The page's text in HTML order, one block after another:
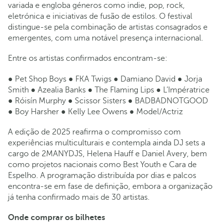
variada e engloba géneros como indie, pop, rock,
eletrónica e iniciativas de fusão de estilos. O festival
distingue-se pela combinação de artistas consagrados e
emergentes, com uma notável presença internacional.
Entre os artistas confirmados encontram-se:
● Pet Shop Boys ● FKA Twigs ● Damiano David ● Jorja
Smith ● Azealia Banks ● The Flaming Lips ● L’Impératrice
● Róisín Murphy ● Scissor Sisters ● BADBADNOTGOOD
● Boy Harsher ● Kelly Lee Owens ● Model/Actriz
A edição de 2025 reafirma o compromisso com
experiências multiculturais e contempla ainda DJ sets a
cargo de 2MANYDJS, Helena Hauff e Daniel Avery, bem
como projetos nacionais como Best Youth e Cara de
Espelho. A programação distribuída por dias e palcos
encontra-se em fase de definição, embora a organização
já tenha confirmado mais de 30 artistas.
Onde comprar os bilhetes